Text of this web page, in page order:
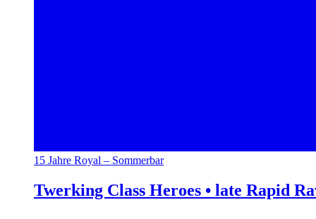
15 Jahre Royal – Sommerbar
Twerking Class Heroes • late Rapid